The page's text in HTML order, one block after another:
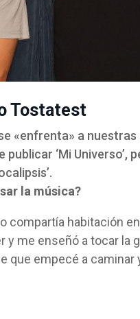
Tostatest
«enfrenta» a
‘Mi Universo’,
la música?
compartía habitación
me enseñó a tocar la
que empecé a caminar